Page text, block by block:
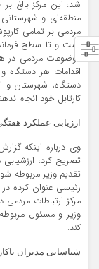
منطقه‌ای و
مردمی بر تمامی
است و تا سطح
موضوعات مردمی در
اقدامات هر دستگاه
دستگاه، شهرستان و
کارتابل خود انجام
ارزیابی عملکرد
وی درباره اینکه
تصریح کرد: ارزشیابی
تقدیم وزیر
رئیسی عنوان کرده در
مرکز ارتباطات
وزیر و مسئول
کند.
شناسایی مدیران